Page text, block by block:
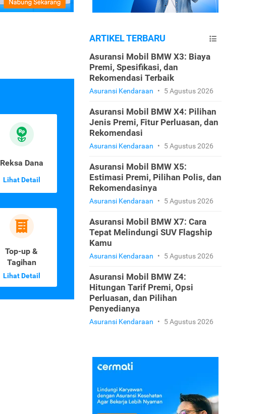
Reksa Dana
Lihat Detail
Top-up &
Tagihan
Lihat Detail
ARTIKEL TERBARU
Asuransi Mobil BMW X3: Biaya
Premi, Spesifikasi, dan
Rekomendasi Terbaik
Asuransi Kendaraan • 5 Agustus 2026
Asuransi Mobil BMW X4: Pilihan
Jenis Premi, Fitur Perluasan, dan
Rekomendasi
Asuransi Kendaraan • 5 Agustus 2026
Asuransi Mobil BMW X5:
Estimasi Premi, Pilihan Polis, dan
Rekomendasinya
Asuransi Kendaraan • 5 Agustus 2026
Asuransi Mobil BMW X7: Cara
Tepat Melindungi SUV Flagship
Kamu
Asuransi Kendaraan • 5 Agustus 2026
Asuransi Mobil BMW Z4:
Hitungan Tarif Premi, Opsi
Perluasan, dan Pilihan
Penyedianya
Asuransi Kendaraan • 5 Agustus 2026